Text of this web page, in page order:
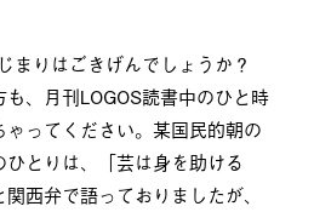
まりはごきげんでしょうか？
、月刊LOGOS読書中のひと時
ってください。某国民的朝の
とりは、「芸は身を助ける
西弁で語っておりましたが、